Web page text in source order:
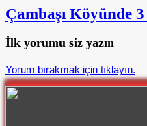
Çambaşı Köyünde
İlk yorumu siz yazın
Yorum bırakmak için tıklayın.